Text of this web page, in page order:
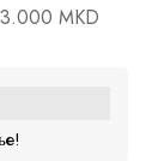
MKD